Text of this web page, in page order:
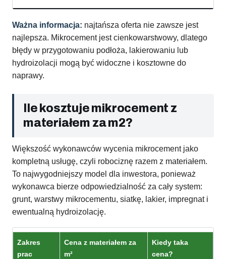
Ważna informacja: najtańsza oferta nie zawsze jest
najlepsza. Mikrocement jest cienkowarstwowy, dlatego
błędy w przygotowaniu podłoża, lakierowaniu lub
hydroizolacji mogą być widoczne i kosztowne do
naprawy.
Ile kosztuje mikrocement z
materiałem za m2?
Większość wykonawców wycenia mikrocement jako
kompletną usługę, czyli robociznę razem z materiałem.
To najwygodniejszy model dla inwestora, ponieważ
wykonawca bierze odpowiedzialność za cały system:
grunt, warstwy mikrocementu, siatkę, lakier, impregnat i
ewentualną hydroizolację.
Zakres
prac
Cena z materiałem za
m²
Kiedy taka
cena?